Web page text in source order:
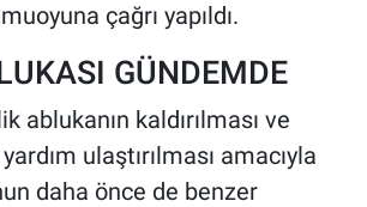
çağrı yapıldı.
GÜNDEMDE
ablukanın kaldırılması ve
ulaştırılması amacıyla
daha önce de benzer